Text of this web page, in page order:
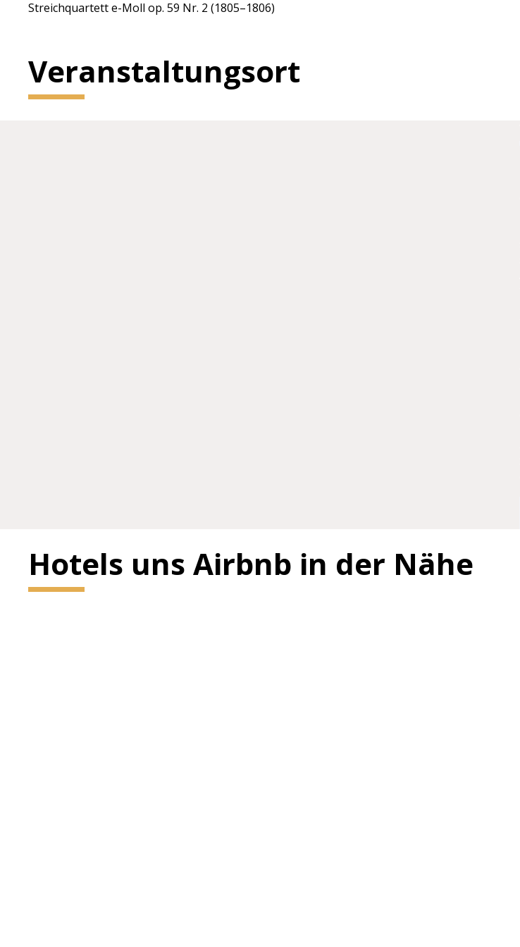
Streichquartett e-Moll op. 59 Nr. 2 (1805–1806)
Veranstaltungsort
Hotels uns Airbnb in der Nähe